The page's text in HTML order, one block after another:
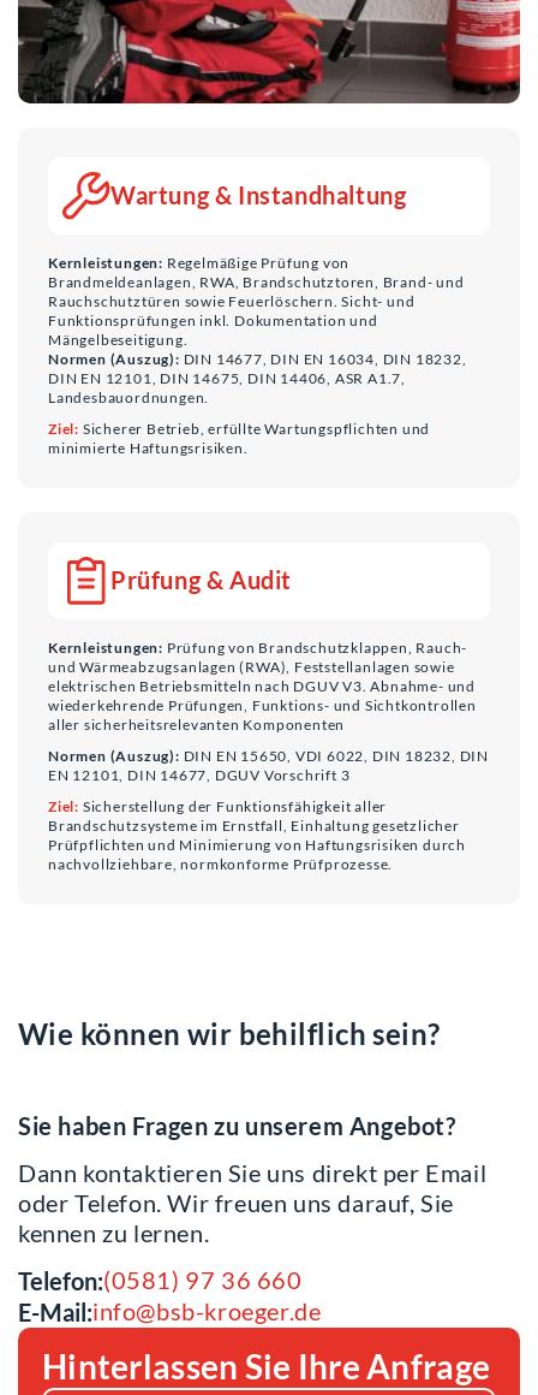
Wartung & Instandhaltung
Kernleistungen: Regelmäßige Prüfung von
Brandmeldeanlagen, RWA, Brandschutztoren, Brand- und
Rauchschutztüren sowie Feuerlöschern. Sicht- und
Funktionsprüfungen inkl. Dokumentation und
Mängelbeseitigung.
Normen (Auszug): DIN 14677, DIN EN 16034, DIN 18232,
DIN EN 12101, DIN 14675, DIN 14406, ASR A1.7,
Landesbauordnungen.
Ziel: Sicherer Betrieb, erfüllte Wartungspflichten und
minimierte Haftungsrisiken.
Prüfung & Audit
Kernleistungen: Prüfung von Brandschutzklappen, Rauch-
und Wärmeabzugsanlagen (RWA), Feststellanlagen sowie
elektrischen Betriebsmitteln nach DGUV V3. Abnahme- und
wiederkehrende Prüfungen, Funktions- und Sichtkontrollen
aller sicherheitsrelevanten Komponenten
Normen (Auszug): DIN EN 15650, VDI 6022, DIN 18232, DIN
EN 12101, DIN 14677, DGUV Vorschrift 3
Ziel: Sicherstellung der Funktionsfähigkeit aller
Brandschutzsysteme im Ernstfall, Einhaltung gesetzlicher
Prüfpflichten und Minimierung von Haftungsrisiken durch
nachvollziehbare, normkonforme Prüfprozesse.
Wie können wir behilflich sein?
Sie haben Fragen zu unserem Angebot?
Dann kontaktieren Sie uns direkt per Email
oder Telefon. Wir freuen uns darauf, Sie
kennen zu lernen.
Telefon:(0581) 97 36 660
E-Mail:info@bsb-kroeger.de
Hinterlassen Sie Ihre Anfrage
Alternative: